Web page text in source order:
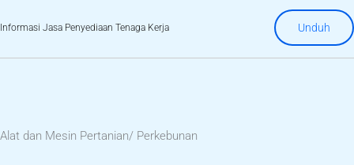
Informasi Jasa Penyediaan Tenaga Kerja Unduh
Alat dan Mesin Pertanian/ Perkebunan